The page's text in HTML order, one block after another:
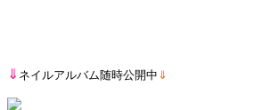
⇓ ネイルアルバム随時公開中 ⇓